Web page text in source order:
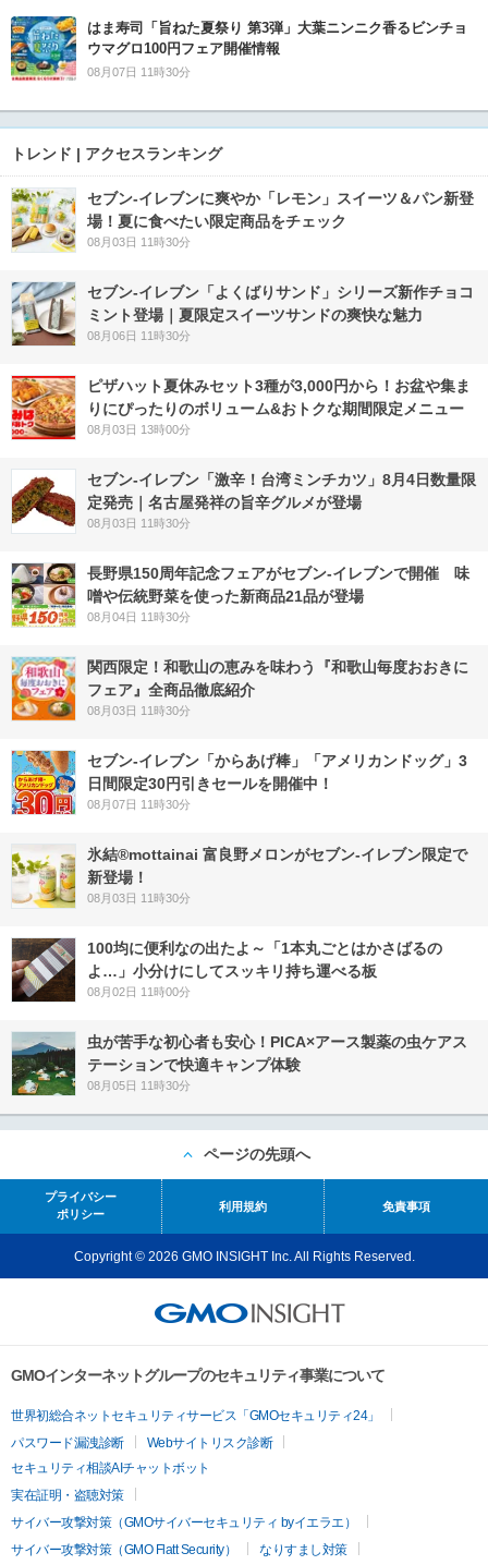
はま寿司「旨ねた夏祭り 第3弾」大葉ニンニク香るビンチョ
ウマグロ100円フェア開催情報
08月07日 11時30分
トレンド | アクセスランキング
セブン‐イレブンに爽やか「レモン」スイーツ＆パン新登
場！夏に食べたい限定商品をチェック
08月03日 11時30分
セブン‐イレブン「よくばりサンド」シリーズ新作チョコ
ミント登場｜夏限定スイーツサンドの爽快な魅力
08月06日 11時30分
ピザハット夏休みセット3種が3,000円から！お盆や集ま
りにぴったりのボリューム&おトクな期間限定メニュー
08月03日 13時00分
セブン-イレブン「激辛！台湾ミンチカツ」8月4日数量限
定発売｜名古屋発祥の旨辛グルメが登場
08月03日 11時30分
長野県150周年記念フェアがセブン-イレブンで開催 味
噌や伝統野菜を使った新商品21品が登場
08月04日 11時30分
関西限定！和歌山の恵みを味わう『和歌山毎度おおきに
フェア』全商品徹底紹介
08月03日 11時30分
セブン‐イレブン「からあげ棒」「アメリカンドッグ」3
日間限定30円引きセールを開催中！
08月07日 11時30分
氷結®mottainai 富良野メロンがセブン‐イレブン限定で
新登場！
08月03日 11時30分
100均に便利なの出たよ～「1本丸ごとはかさばるの
よ…」小分けにしてスッキリ持ち運べる板
08月02日 11時00分
虫が苦手な初心者も安心！PICA×アース製薬の虫ケアス
テーションで快適キャンプ体験
08月05日 11時30分
ページの先頭へ
プライバシー
ポリシー
利用規約 免責事項
Copyright © 2026 GMO INSIGHT Inc. All Rights Reserved.
GMOインターネットグループのセキュリティ事業について
世界初総合ネットセキュリティサービス「GMOセキュリティ24」
パスワード漏洩診断
Webサイトリスク診断
セキュリティ相談AIチャットボット
実在証明・盗聴対策
サイバー攻撃対策（GMOサイバーセキュリティ byイエラエ）
サイバー攻撃対策（GMO Flatt Security）
なりすまし対策